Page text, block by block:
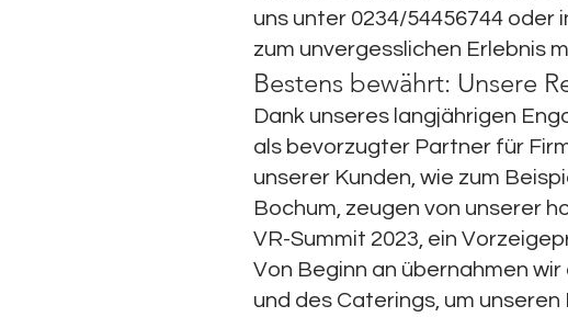
uns unter 0234/54456744 oder
zum unvergesslichen Erlebnis
Bestens bewährt: Unsere
Dank unseres langjährigen
als bevorzugter Partner für
unserer Kunden, wie zum
Bochum, zeugen von unserer
VR-Summit 2023, ein
Von Beginn an übernahmen
und des Caterings, um